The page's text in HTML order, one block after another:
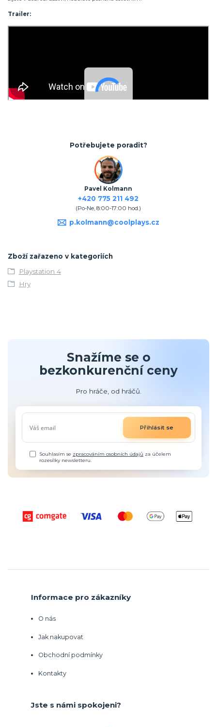
Trailer:
Potřebujete poradit?
Pavel Kolmann
+420 775 211 492
(Po-Ne, 8:00-17:00 hod.)
p.kolmann@coolplays.cz
Zboží zařazeno v kategoriích
Playstation 4
Hry
Snažíme se o
bezkonkurenční ceny
Pro hráče, od hráčů.
Přihlásit se
Souhlasím se zpracováním osobních údajů za účelem
rozesílky newsletteru.
Informace pro zákazníky
O nás
Jak nakupovat
Obchodní podmínky
Kontakty
Jste s námi spokojeni?